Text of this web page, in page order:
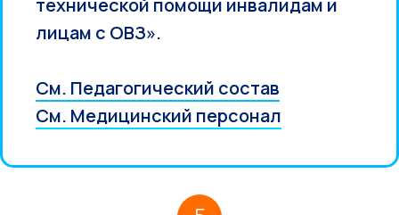
лицам с ОВЗ».
См. Педагогический состав
См. Медицинский персонал